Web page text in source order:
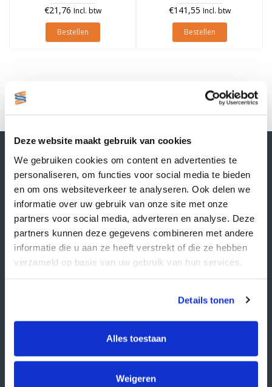
Deze website maakt gebruik van cookies
We gebruiken cookies om content en advertenties te
personaliseren, om functies voor social media te bieden
en om ons websiteverkeer te analyseren. Ook delen we
informatie over uw gebruik van onze site met onze
partners voor social media, adverteren en analyse. Deze
partners kunnen deze gegevens combineren met andere
informatie die u aan ze heeft verstrekt of die ze hebben
verzameld op basis van uw gebruik van hun services.
Details tonen
Alles toestaan
Weigeren
€21,76 Incl. btw
Bestellen
€141,55 Incl. btw
Bestellen
1
Contactgegevens
Supply Service B.V.
Nijverheidsstraat 25-K
3861 RJ Nijkerk
info@supplyservice.nl
+31 33 468 13 42
KvK nummer: 66384737
Retourbeleid